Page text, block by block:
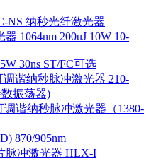
NS 纳秒光纤激光器
1064nm 200uJ 10W 10-
30ns ST/FC可选
谐纳秒脉冲激光器 210-
数振荡器)
谐纳秒脉冲激光器（1380-
870/905nm
脉冲激光器 HLX-I